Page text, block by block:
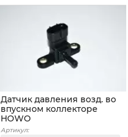
Датчик давления возд. во
впускном коллекторе
HOWO
Артикул: